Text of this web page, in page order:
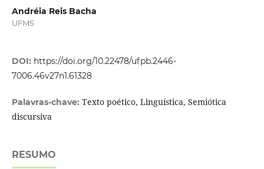
Andréia Reis Bacha
UFMS
DOI: https://doi.org/10.22478/ufpb.2446-
7006.46v27n1.61328
Palavras-chave: Texto poético, Linguística, Semiótica
discursiva
RESUMO